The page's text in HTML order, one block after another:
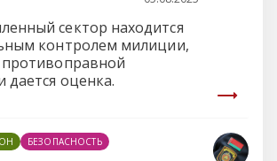
сектор находится
контролем милиции,
дается оценка.
БЕЗОПАСНОСТЬ